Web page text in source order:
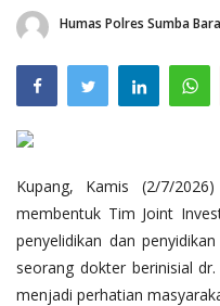
Giat Ops
Polisi Kita
Humas Polres Sumba
Kupang, Kamis (2/7/
membentuk Tim Joint
penyelidikan dan
seorang dokter berinisial
menjadi perhatian